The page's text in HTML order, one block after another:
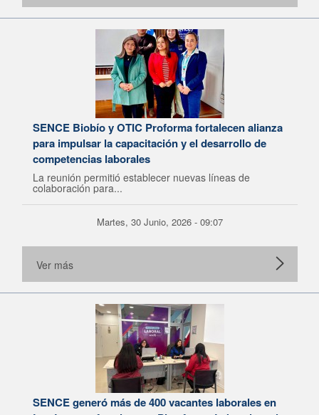
SENCE Biobío y OTIC Proforma fortalecen alianza
para impulsar la capacitación y el desarrollo de
competencias laborales
La reunión permitió establecer nuevas líneas de
colaboración para...
Martes, 30 Junio, 2026 - 09:07
Ver más
SENCE generó más de 400 vacantes laborales en